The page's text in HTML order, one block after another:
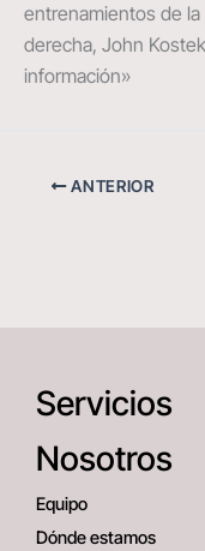
entrenamientos de la
derecha, John
información»
ANTERIOR
Servicios
Nosotros
Equipo
Dónde estamos